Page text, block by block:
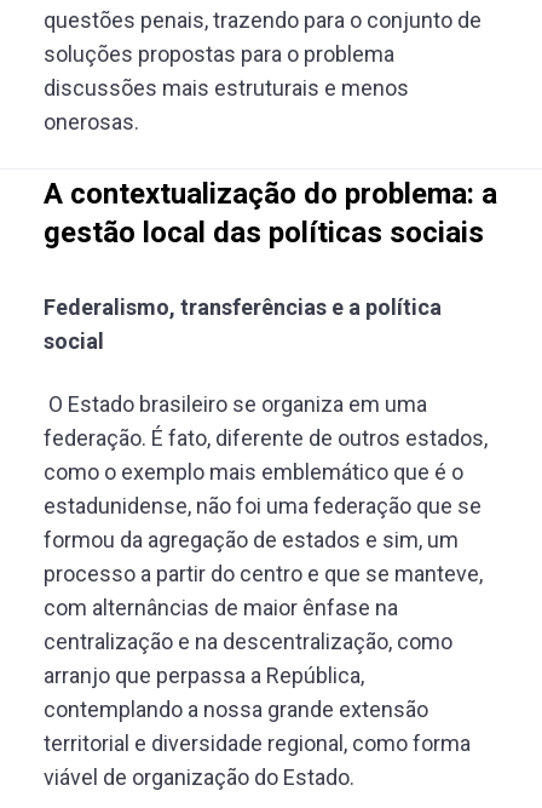
questões penais, trazendo para o conjunto de
soluções propostas para o problema
discussões mais estruturais e menos
onerosas.
A contextualização do problema: a
gestão local das políticas sociais
Federalismo, transferências e a política
social
O Estado brasileiro se organiza em uma
federação. É fato, diferente de outros estados,
como o exemplo mais emblemático que é o
estadunidense, não foi uma federação que se
formou da agregação de estados e sim, um
processo a partir do centro e que se manteve,
com alternâncias de maior ênfase na
centralização e na descentralização, como
arranjo que perpassa a República,
contemplando a nossa grande extensão
territorial e diversidade regional, como forma
viável de organização do Estado.